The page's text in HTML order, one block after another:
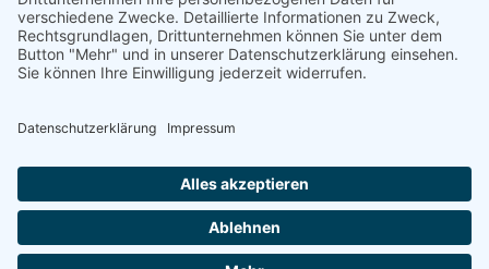
ABONNIEREN
FOLGEN SIE UNS